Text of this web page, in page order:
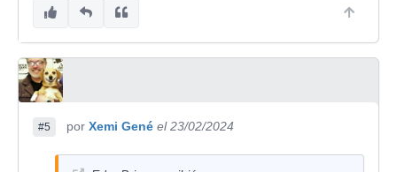
#5 por Xemi Gené el 23/02/2024